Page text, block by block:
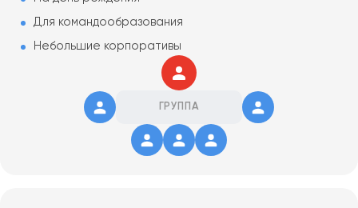
Для командообразования
Небольшие корпоративы
ГРУППА